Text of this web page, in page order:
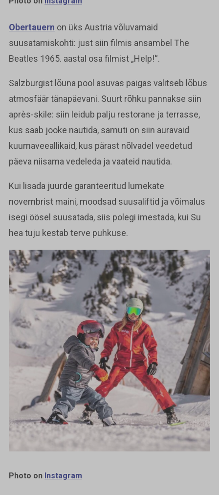
Obertauern on üks Austria võluvamaid
suusatamiskohti: just siin filmis ansambel The
Beatles 1965. aastal osa filmist „Help!“.
Salzburgist lõuna pool asuvas paigas valitseb lõbus
atmosfäär tänapäevani. Suurt rõhku pannakse siin
après-skile: siin leidub palju restorane ja terrasse,
kus saab jooke nautida, samuti on siin auravaid
kuumaveeallikaid, kus pärast nõlvadel veedetud
päeva niisama vedeleda ja vaateid nautida.
Kui lisada juurde garanteeritud lumekate
novembrist maini, moodsad suusaliftid ja võimalus
isegi öösel suusatada, siis polegi imestada, kui Su
hea tuju kestab terve puhkuse.
Photo on Instagram